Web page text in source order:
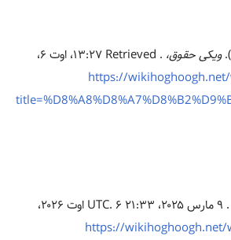
ویکی حقوق،
. Retrieved ‏۱۳:۲۷، اوت ۶،
https://
. ۹ مارس ۲۰۲۵، ‏۲۱:۳۳ UTC. ۶ اوت ۲۰۲۶،
https://wikihoghoogh.net/